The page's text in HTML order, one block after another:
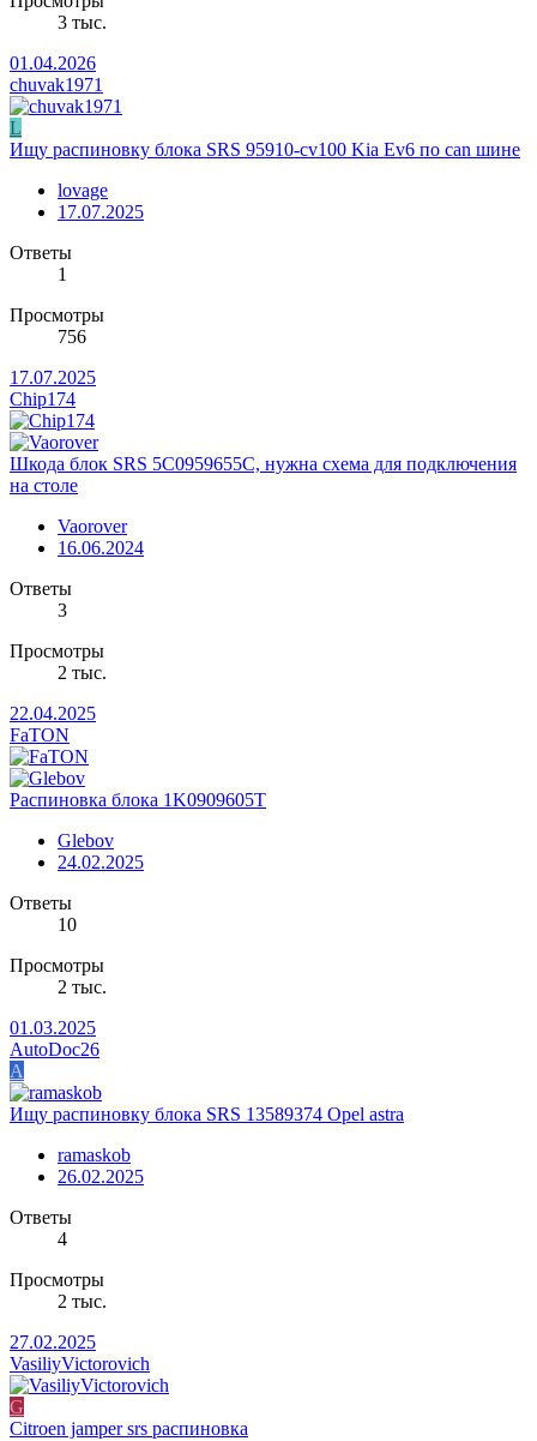
3 тыс.
01.04.2026
chuvak1971
L
Ищу распиновку блока SRS 95910-cv100 Kia Ev6 по can шине
lovage
17.07.2025
Ответы
1
Просмотры
756
17.07.2025
Chip174
Шкода блок SRS 5C0959655C, нужна схема для подключения
на столе
Vaorover
16.06.2024
Ответы
3
Просмотры
2 тыс.
22.04.2025
FaTON
Распиновка блока 1K0909605T
Glebov
24.02.2025
Ответы
10
Просмотры
2 тыс.
01.03.2025
AutoDoc26
A
Ищу распиновку блока SRS 13589374 Opel astra
ramaskob
26.02.2025
Ответы
4
Просмотры
2 тыс.
27.02.2025
VasiliyVictorovich
G
Citroen jamper srs распиновка